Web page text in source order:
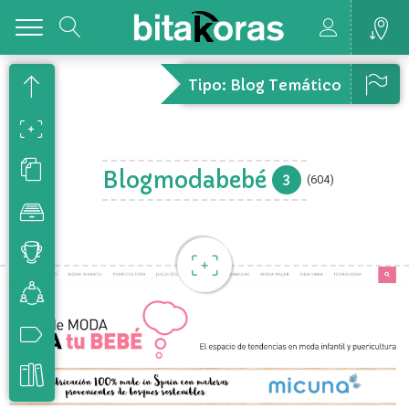
Tipo: Blog Temático
Blogmodabebé 3 (604)